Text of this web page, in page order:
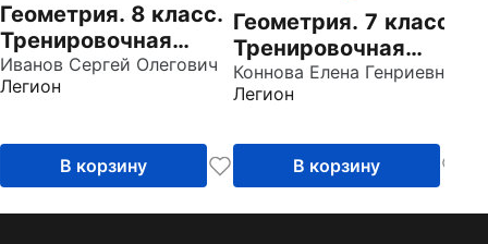
Геометрия. 8 класс.
Тренировочная
тетрадь
Иванов Сергей Олегович
Легион
В корзину
Геометрия. 7 класс.
Тренировочная
тетрадь
Коннова Елена Генриевна
Легион
В корзину